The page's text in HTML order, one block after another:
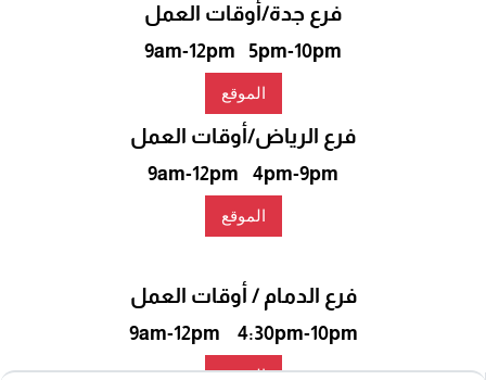
فرع جدة/أوقات العمل
9am-12pm 5pm-10pm
الموقع
فرع الرياض/أوقات العمل
9am-12pm 4pm-9pm
الموقع
فرع الدمام / أوقات العمل
9am-12pm 4:30pm-10pm
الموقع